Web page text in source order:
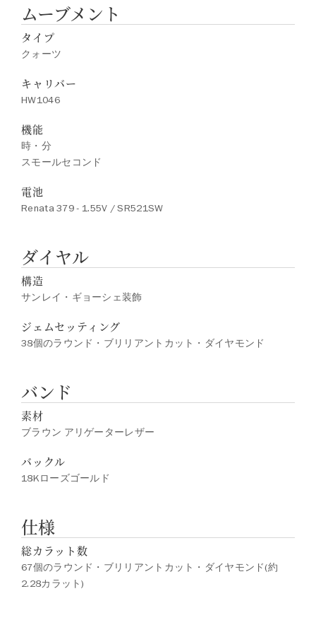
ムーブメント
タイプ
クォーツ
キャリバー
HW1046
機能
時・分
スモールセコンド
電池
Renata 379 - 1.55V / SR521SW
ダイヤル
構造
サンレイ・ギョーシェ装飾
ジェムセッティング
38個のラウンド・ブリリアントカット・ダイヤモンド
バンド
素材
ブラウン アリゲーターレザー
バックル
18Kローズゴールド
仕様
総カラット数
67個のラウンド・ブリリアントカット・ダイヤモンド(約
2.28カラット)